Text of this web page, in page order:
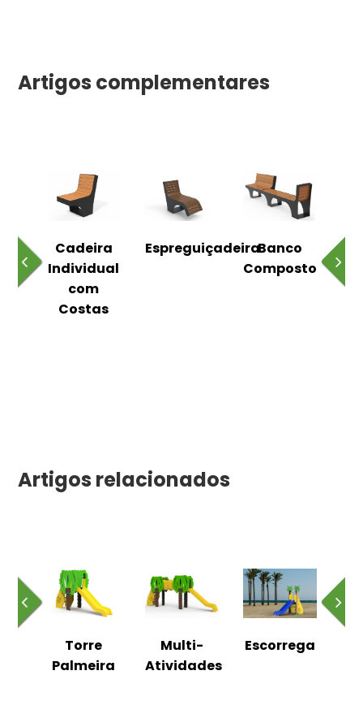
Artigos complementares
Cadeira
Individual
com
Costas
EspreguiçadeiraBanco
Composto
Artigos relacionados
Torre
Palmeira
Multi-
Atividades
Escorrega